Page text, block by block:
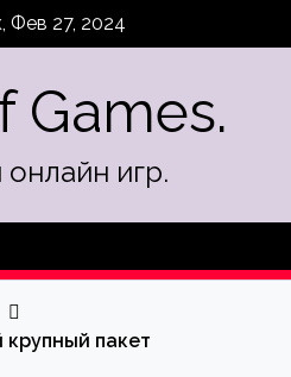
Фев 27, 2024
Games.
игр.
крупный пакет